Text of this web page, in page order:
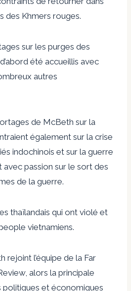
des Khmers rouges.
sur les purges des
été accueillis avec
autres
de McBeth sur la
également sur la crise
indochinois et sur la guerre
avec passion sur le sort des
de la guerre.
thaïlandais qui ont violé et
vietnamiens.
rejoint l’équipe de la Far
alors la principale
politiques et économiques